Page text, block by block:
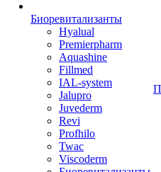
Биоревитализанты
Hyalual
Premierpharm
Aquashine
Fillmed
IAL-system
Jalupro
Juvederm
Revi
Profhilo
Twac
Viscoderm